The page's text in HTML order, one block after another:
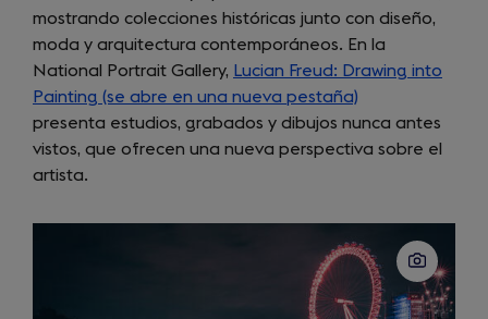
a
new
tab)
mostrando colecciones históricas junto con diseño,
moda y arquitectura contemporáneos. En la
National Portrait Gallery, Lucian Freud: Drawing into
Painting (se abre en una nueva pestaña)
in
a
presenta estudios, grabados y dibujos nunca antes
vistos, que ofrecen una nueva perspectiva sobre el
artista.